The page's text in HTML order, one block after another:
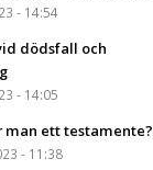
- 14:54
dödsfall och
- 14:05
man ett testamente?
- 11:38